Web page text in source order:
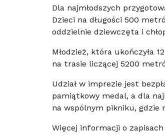
Dla najmłodszych
Dzieci na długości 500
oddzielnie dziewczęta i
Młodzież, która ukończyła
na trasie liczącej 5200
Udział w imprezie jest
pamiątkowy medal, a dla
na wspólnym pikniku, gdzie
Więcej informacji o